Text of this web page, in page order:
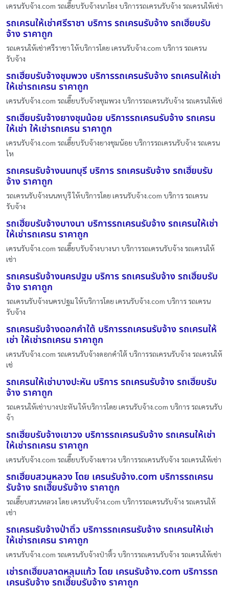
เครนรับจ้าง.com รถเฮี๊ยบรับจ้างนาโยง บริการรถเครนรับจ้าง รถเครนให้เช่า
รถเครนให้เช่าศรีราชา บริการ รถเครนรับจ้าง รถเฮี๊ยบรับ
จ้าง ราคาถูก
รถเครนให้เช่าศรีราชา ให้บริการโดย เครนรับจ้าง.com บริการ รถเครน
รับจ้าง
รถเฮี๊ยบรับจ้างชุมพวง บริการรถเครนรับจ้าง รถเครนให้เช่า
ให้เช่ารถเครน ราคาถูก
เครนรับจ้าง.com รถเฮี๊ยบรับจ้างชุมพวง บริการรถเครนรับจ้าง รถเครนให้เช่
รถเฮี๊ยบรับจ้างยางชุมน้อย บริการรถเครนรับจ้าง รถเครน
ให้เช่า ให้เช่ารถเครน ราคาถูก
เครนรับจ้าง.com รถเฮี๊ยบรับจ้างยางชุมน้อย บริการรถเครนรับจ้าง รถเครน
ให
รถเครนรับจ้างนนทบุรี บริการ รถเครนรับจ้าง รถเฮี๊ยบรับ
จ้าง ราคาถูก
รถเครนรับจ้างนนทบุรี ให้บริการโดย เครนรับจ้าง.com บริการ รถเครน
รับจ้าง
รถเฮี๊ยบรับจ้างบางนา บริการรถเครนรับจ้าง รถเครนให้เช่า
ให้เช่ารถเครน ราคาถูก
เครนรับจ้าง.com รถเฮี๊ยบรับจ้างบางนา บริการรถเครนรับจ้าง รถเครนให้
เช่า
รถเครนรับจ้างนครปฐม บริการ รถเครนรับจ้าง รถเฮี๊ยบรับ
จ้าง ราคาถูก
รถเครนรับจ้างนครปฐม ให้บริการโดย เครนรับจ้าง.com บริการ รถเครน
รับจ้าง
รถเครนรับจ้างดอกคำใต้ บริการรถเครนรับจ้าง รถเครนให้
เช่า ให้เช่ารถเครน ราคาถูก
เครนรับจ้าง.com รถเครนรับจ้างดอกคำใต้ บริการรถเครนรับจ้าง รถเครนให้
เช่
รถเครนให้เช่าบางปะหัน บริการ รถเครนรับจ้าง รถเฮี๊ยบรับ
จ้าง ราคาถูก
รถเครนให้เช่าบางปะหัน ให้บริการโดย เครนรับจ้าง.com บริการ รถเครนรับ
จ้า
รถเฮี๊ยบรับจ้างเขาวง บริการรถเครนรับจ้าง รถเครนให้เช่า
ให้เช่ารถเครน ราคาถูก
เครนรับจ้าง.com รถเฮี๊ยบรับจ้างเขาวง บริการรถเครนรับจ้าง รถเครนให้เช่า
รถเฮี๊ยบสวนหลวง โดย เครนรับจ้าง.com บริการรถเครน
รับจ้าง รถเฮี๊ยบรับจ้าง ราคาถูก
รถเฮี๊ยบสวนหลวง โดย เครนรับจ้าง.com บริการรถเครนรับจ้าง รถเครนให้
เช่า
รถเครนรับจ้างป่าติ้ว บริการรถเครนรับจ้าง รถเครนให้เช่า
ให้เช่ารถเครน ราคาถูก
เครนรับจ้าง.com รถเครนรับจ้างป่าติ้ว บริการรถเครนรับจ้าง รถเครนให้เช่า
เช่ารถเฮี๊ยบลาดหลุมแก้ว โดย เครนรับจ้าง.com บริการรถ
เครนรับจ้าง รถเฮี๊ยบรับจ้าง ราคาถูก